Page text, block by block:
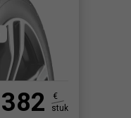
382
€
stuk